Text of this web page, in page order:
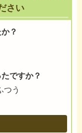
さい
？
ですか？
つう